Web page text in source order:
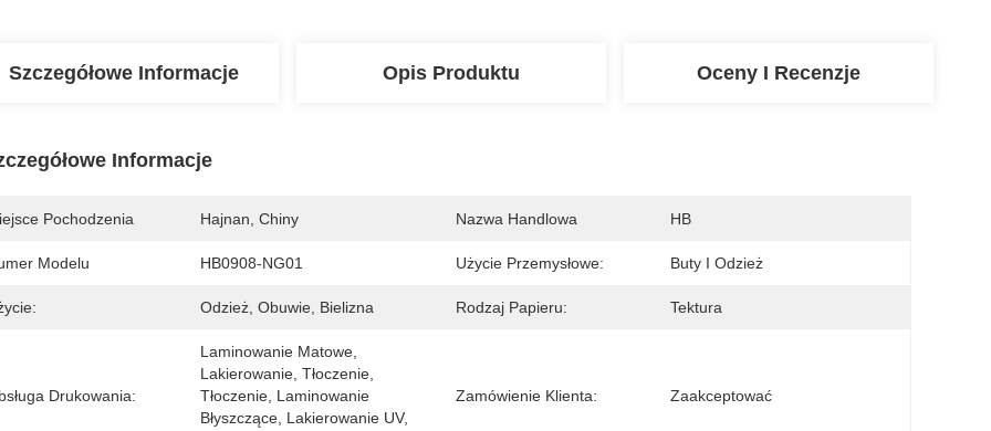
Szczegółowe Informacje Opis Produktu Oceny I Recenzje
Informacje
Pochodzenia Hajnan, Chiny Nazwa Handlowa HB
Modelu HB0908-NG01 Użycie Przemysłowe: Buty I Odzież
Odzież, Obuwie, Bielizna Rodzaj Papieru: Tektura
Drukowania:
Laminowanie Matowe,
Lakierowanie, Tłoczenie,
Tłoczenie, Laminowanie
Błyszczące, Lakierowanie UV,
Zamówienie Klienta: Zaakceptować